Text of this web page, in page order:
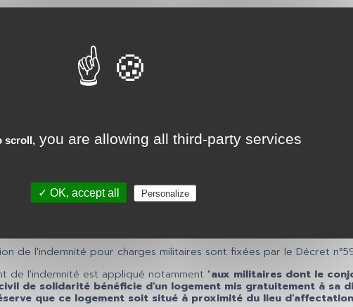
l'armée de l'air et moi même je suis gendarme. Sa solde vient de
2012 date du pacs, l'armée de l'air lui demande le
avec un gendarme qui possède un appartement de fonction par
appartement de fonction qui est un CNAS n'a jamais accueilli ma
pas dans le même département que son lieu de travaille. moi j'ai mon
proche de son travail. Peuvent ils lui demander le
de l'indemnité pour charges militaires sont fixées par le Décret
de l'indemnité est appliqué notamment "aux militaires dont le
de solidarité bénéficie d'un logement mis gratuitement à sa
que ce logement soit situé à proximité du lieu
scroll, you are allowing all third-party services
✓ OK, accept all Personalize